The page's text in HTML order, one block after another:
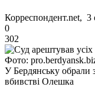
Корреспондент.net, 3
0
302
Фото:
У Бердянську обрали
вбивстві Олешка